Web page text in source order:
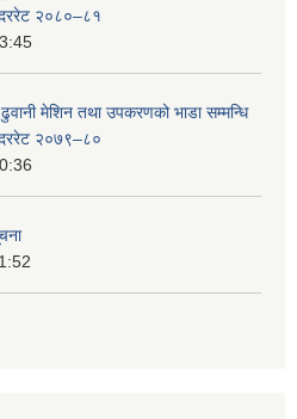
दररेट २०८०–८१
ढुवानी मेशिन तथा उपकरणको भाडा सम्मन्धि
दररेट २०७९–८०